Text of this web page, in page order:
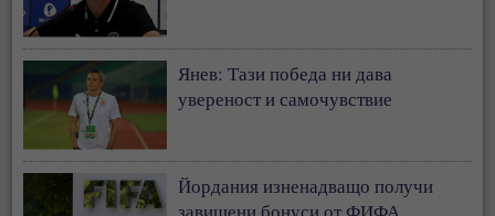
Янев: Тази победа ни дава
увереност и самочувствие
Йордания изненадващо получи
завишени бонуси от ФИФА